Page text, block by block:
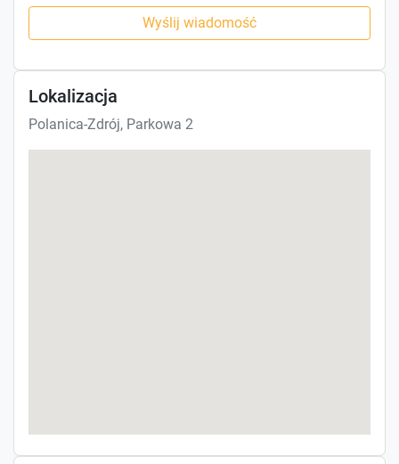
Wyślij wiadomość
Lokalizacja
Polanica-Zdrój, Parkowa 2